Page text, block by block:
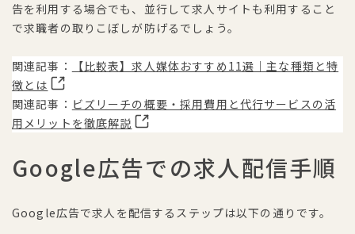
告を利用する場合でも、並行して求人サイトも利用すること
で求職者の取りこぼしが防げるでしょう。
関連記事：
【比較表】求人媒体おすすめ11選｜主な種類と特
徴とは
関連記事： ビズリーチの概要・採用費用と代行サービスの活
用メリットを徹底解説
Google広告での求人配信手順
Google広告で求人を配信するステップは以下の通りです。